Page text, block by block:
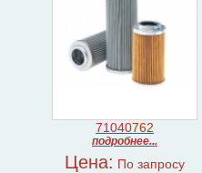
71040762
подробнее...
Цена: По запросу